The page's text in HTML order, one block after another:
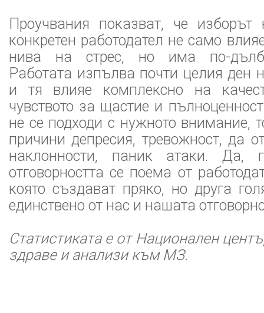
Проучвания показват, че
конкретен работодател не само
нива на стрес, но има по-
Работата изпълва почти целия ден
и тя влияе комплексно на
чувството за щастие и
не се подходи с нужното внимание,
причини депресия, тревожност, да
наклонности, паник атаки. Да,
отговорността се поема от
която създават пряко, но друга
единствено от нас и нашата
Статистиката е от Национален
здраве и анализи към МЗ.